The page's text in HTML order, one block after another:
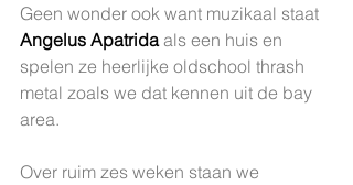
Geen wonder ook want muzikaal staat
Angelus Apatrida als een huis en
spelen ze heerlijke oldschool thrash
metal zoals we dat kennen uit de bay
area.
Over ruim zes weken staan we